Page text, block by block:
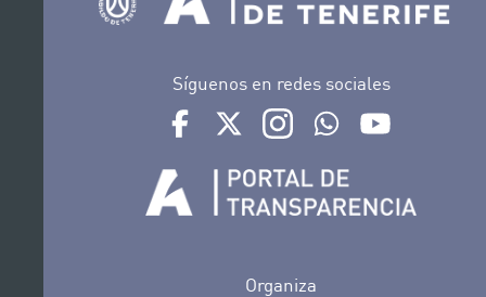
Síguenos en redes sociales
Ir a perfil de Auditorio de Tenerife en
Ir a perfil de Auditorio de Tenerife
Ir a perfil de Auditorio de
Ir al Boletín
Organiza